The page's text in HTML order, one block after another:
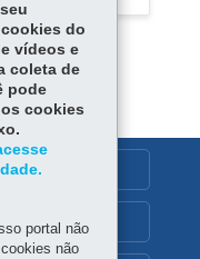
do
vídeos e
coleta de
pode
cookies
portal não
não